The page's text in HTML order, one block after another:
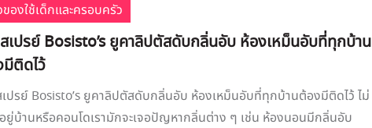
ของใช้เด็กและครอบครัว
เปรย์ Bosisto’s ยูคาลิปตัสดับกลิ่นอับ ห้องเหม็นอับที่ทุกบ้าน
ติดไว้
เปรย์ Bosisto’s ยูคาลิปตัสดับกลิ่นอับ ห้องเหม็นอับที่ทุกบ้านต้องมีติดไว้ ไม่
อยู่บ้านหรือคอนโดเรามักจะเจอปัญหากลิ่นต่าง ๆ เช่น ห้องนอนมีกลิ่นอับ